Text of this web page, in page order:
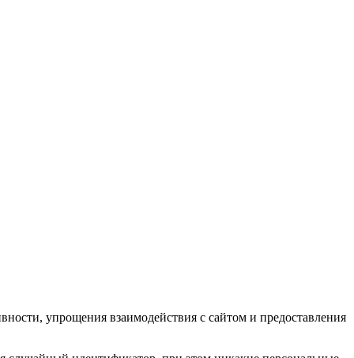
упрощения взаимодействия с сайтом и предоставления